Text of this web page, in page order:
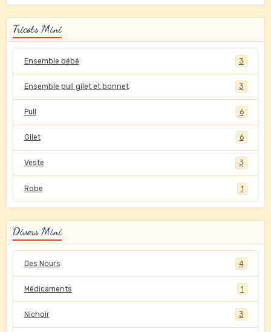
Tricots Mini
Ensemble bébé 3
Ensemble pull gilet et bonnet 3
Pull 6
Gilet 6
Veste 3
Robe 1
Divers Mini
Des Nours 4
Médicaments 1
Nichoir 3